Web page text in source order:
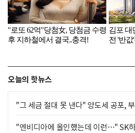
오늘의 핫뉴스
"그 세금 절대 못 낸다" 양도세 공포,
"엔비디아에 올인했는데 이런…" SK